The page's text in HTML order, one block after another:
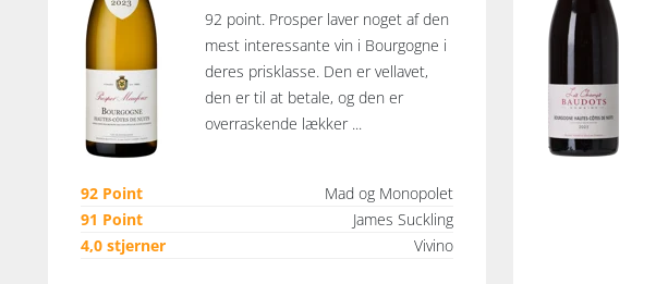
92 point. Prosper laver noget af den
mest interessante vin i Bourgogne i
deres prisklasse. Den er vellavet,
den er til at betale, og den er
overraskende lækker ...
92 Point
Mad og Monopolet
91 Point
James Suckling
4,0 stjerner
Vivino